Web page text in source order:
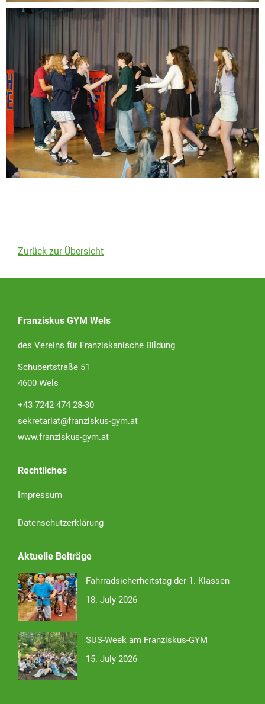
Zurück zur Übersicht
Franziskus GYM Wels
des Vereins für Franziskanische Bildung
Schubertstraße 51
4600 Wels
+43 7242 474 28-30
sekretariat@franziskus-gym.at
www.franziskus-gym.at
Rechtliches
Impressum
Datenschutzerklärung
Aktuelle Beiträge
Fahrradsicherheitstag der 1. Klassen
18. July 2026
SUS-Week am Franziskus-GYM
15. July 2026